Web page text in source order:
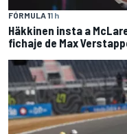
FÓRMULA 11 h
Häkkinen insta a
fichaje de Max